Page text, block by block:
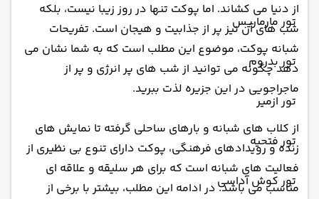
تور مارماریس
تور بدروم
تور ازمیر
تور فتحیه
تور کوش آداسی
از دنیا می کشاند. اما پوکت تنها در روز زیبا نیست، بلکه
شب های آن نیز پر از جذابیت و هیجان است. تفریحات
شبانه پوکت، موضوع این مطلب است که به شما نشان می
دهد چگونه می توانید از شب های پر انرژی و پر از
ماجراجویی در این جزیره لذت ببرید.
از کلاب های شبانه و بارهای ساحلی گرفته تا نمایش های
زنده و رویدادهای فرهنگی، پوکت دارای تنوع بی نظیری از
فعالیت های شبانه است که برای هر سلیقه و علاقه ای
مناسب می باشد. در ادامه این مطلب، بیشتر با برخی از